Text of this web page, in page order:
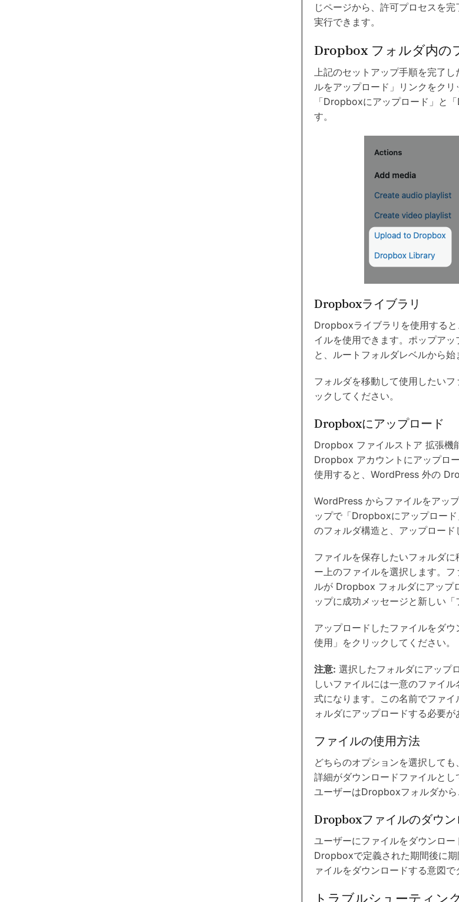
じページから、許可プロセスを
実行できます。
Dropbox フォルダ内の
上記のセットアップ手順を完了
ルをアップロード」リンクをク
「Dropboxにアップロード」と
す。
Dropboxライブラリ
Dropboxライブラリを使用する
イルを使用できます。ポップア
と、ルートフォルダレベルから
フォルダを移動して使用したい
ックしてください。
Dropboxにアップロード
Dropbox ファイルストア 拡張機
Dropbox アカウントにアップロ
使用すると、WordPress 外の
WordPress からファイルをアッ
ップで「Dropboxにアップロー
のフォルダ構造と、アップロード
ファイルを保存したいフォルダ
ー上のファイルを選択します。
ルが Dropbox フォルダにアップ
ップに成功メッセージと新しい「
アップロードしたファイルをダ
使用」をクリックしてください。
注意: 選択したフォルダにアップ
しいファイルには一意のファイ
式になります。この名前でファ
ォルダにアップロードする必要が
ファイルの使用方法
どちらのオプションを選択して
詳細がダウンロードファイルとし
ユーザーはDropboxフォルダから
Dropboxファイルのダウン
ユーザーにファイルをダウンロ
Dropboxで定義された期間後に
ァイルをダウンロードする意図
トラブルシューティン